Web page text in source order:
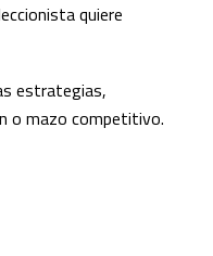
quiere
estrategias,
o mazo competitivo.